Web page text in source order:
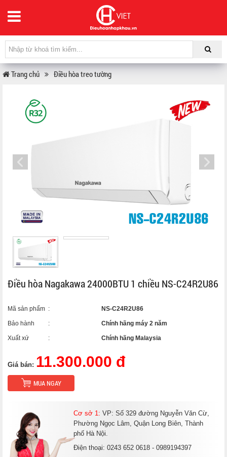
Trang chủ Điều hòa treo tường
Điều hòa Nagakawa 24000BTU 1 chiều NS-C24R2U86
Mã sản phẩm : NS-C24R2U86
Bảo hành : Chính hãng máy 2 năm
Xuất xứ : Chính hãng Malaysia
Giá bán: 11.300.000 đ
MUA NGAY
Cơ sở 1: VP: Số 329 đường Nguyễn Văn Cừ,
Phường Ngọc Lâm, Quận Long Biên, Thành
phố Hà Nội.
Điện thoại: 0243 652 0618 - 0989194397